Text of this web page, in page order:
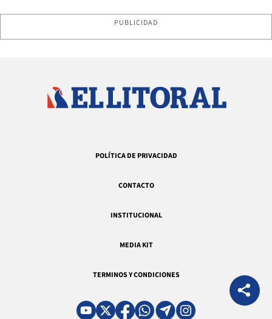
PUBLICIDAD
POLÍTICA DE PRIVACIDAD
CONTACTO
INSTITUCIONAL
MEDIA KIT
TERMINOS Y CONDICIONES